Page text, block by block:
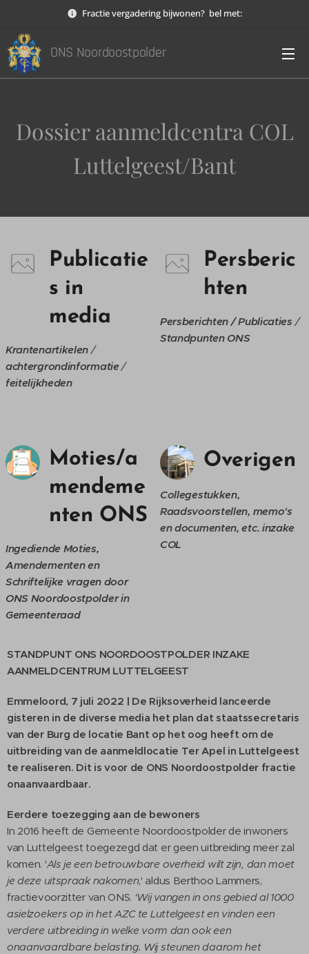
Fractie vergadering bijwonen? bel met:
ONS Noordoostpolder
Dossier aanmeldcentra COL
Luttelgeest/Bant
Publicatie
s in
media
Krantenartikelen/
achtergrondinformatie/
feitelijkheden
Persberic
hten
Persberichten /Publicaties/
Standpunten ONS
Moties/a
mendeme
nten ONS
Ingediende Moties,
Amendementen en
Schriftelijke vragen door
ONS Noordoostpolder in
Gemeenteraad
Overigen
Collegestukken,
Raadsvoorstellen, memo's
en documenten, etc. inzake
COL
STANDPUNT ONS NOORDOOSTPOLDER INZAKE
AANMELDCENTRUM LUTTELGEEST
Emmeloord, 7 juli 2022 | De Rijksoverheid lanceerde
gisteren in de diverse media het plan dat staatssecretaris
van der Burg de locatie Bant op het oog heeft om de
uitbreiding van de aanmeldlocatie Ter Apel in Luttelgeest
te realiseren. Dit is voor de ONS Noordoostpolder fractie
onaanvaardbaar.
Eerdere toezegging aan de bewoners
In 2016 heeft de Gemeente Noordoostpolder de inwoners
van Luttelgeest toegezegd dat er geen uitbreiding meer zal
komen. 'Als je een betrouwbare overheid wilt zijn, dan moet
je deze uitspraak nakomen,' aldus Berthoo Lammers,
fractievoorzitter van ONS. 'Wij vangen in ons gebied al 1000
asielzoekers op in het AZC te Luttelgeest en vinden een
verdere uitbreiding in welke vorm dan ook een
onaanvaardbare belasting. Wij steunen daarom het